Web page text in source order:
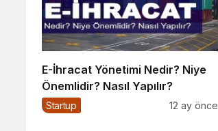
E-İhracat Yönetimi Nedir? Niye
Önemlidir? Nasıl Yapılır?
Startup 12 ay önce